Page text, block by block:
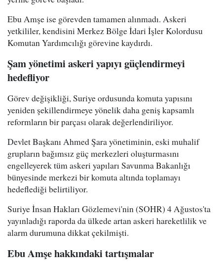
Ebu Amşe ise görevden tamamen alınmadı. Askeri
yetkililer, kendisini Merkez Bölge İdari İşler Kolordusu
Komutan Yardımcılığı görevine kaydırdı.
Şam yönetimi askeri yapıyı güçlendirmeyi
hedefliyor
Görev değişikliği, Suriye ordusunda komuta yapısını
yeniden şekillendirmeye yönelik daha geniş kapsamlı
reformların bir parçası olarak değerlendiriliyor.
Devlet Başkanı Ahmed Şara yönetiminin, eski muhalif
grupların bağımsız güç merkezleri oluşturmasını
engelleyerek tüm askeri yapıları Savunma Bakanlığı
bünyesinde merkezi bir komuta altında toplamayı
hedeflediği belirtiliyor.
Suriye İnsan Hakları Gözlemevi'nin (SOHR) 4 Ağustos'ta
yayınladığı raporda da ülkede artan askeri hareketlilik ve
alarm durumuna dikkat çekilmişti.
Ebu Amşe hakkındaki tartışmalar